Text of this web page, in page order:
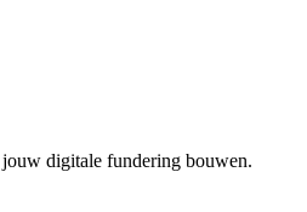
digitale fundering bouwen.